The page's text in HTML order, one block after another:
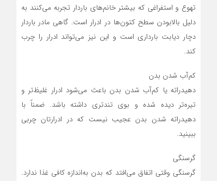
تهوع و استفراغی که بیشتر خانم‌های باردار تجربه می‌کنند به
دلیل بالابودن سطح کتون‌ها در ادرار است. گاهی مادر باردار
دچار دیابت بارداری است و این نیز می‌تواند ادرار را چرب
کند.
کم‌آب شدن بدن
دهیدراته یا کم‌آب شدن بدن باعث می‌شود ادرار غلیظ‌تر و
تیره‌تر دیده شده و بوی تندتری داشته باشد. ضمناً با
دهیدراته شدن بدن عجیب نیست که در ادرارتان چربی
ببینید.
گرسنگی
گرسنگی وقتی اتفاق می‌افتد که بدن به‌اندازه کافی غذا ندارد.